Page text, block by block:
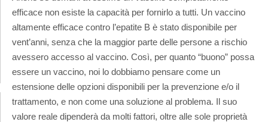
efficace non esiste la capacità per fornirlo a tutti. Un vaccino
altamente efficace contro l’epatite B è stato disponibile per
vent’anni, senza che la maggior parte delle persone a rischio
avessero accesso al vaccino. Così, per quanto “buono” possa
essere un vaccino, noi lo dobbiamo pensare come un
estensione delle opzioni disponibili per la prevenzione e/o il
trattamento, e non come una soluzione al problema. Il suo
valore reale dipenderà da molti fattori, oltre alle sole proprietà